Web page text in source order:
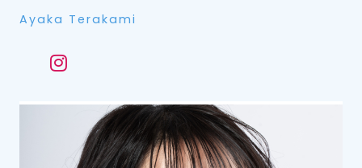
Ayaka Terakami